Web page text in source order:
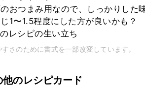
おつまみ用なので、しっかりした
1〜1.5程度にした方が良いかも？
レシピの生い立ち
さのために書式を一部改変しています。
他のレシピカード